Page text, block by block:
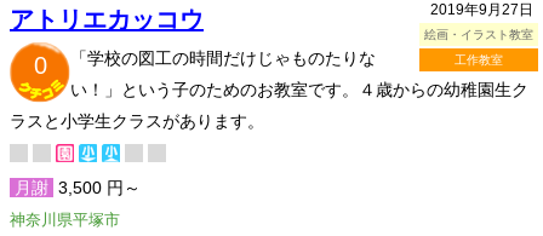
2019年9月27日
絵画・イラスト教室
工作教室
アトリエカッコウ
0
「学校の図工の時間だけじゃものたりな
い！」という子のためのお教室です。４歳からの幼稚園生ク
ラスと小学生クラスがあります。
月謝 3,500 円～
神奈川県平塚市